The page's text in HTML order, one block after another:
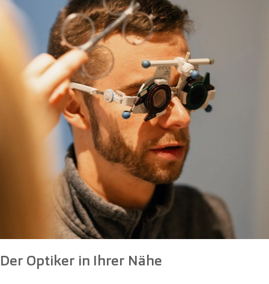
Der Optiker in Ihrer Nähe